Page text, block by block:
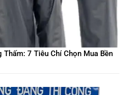
7 Tiêu Chí Chọn Mua Bền